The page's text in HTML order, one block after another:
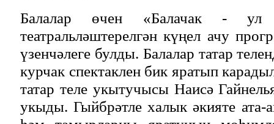
Балалар өчен «Балачак -
театральләштерелгән күңел ачу
үзенчәлеге булды. Балалар татар
курчак спектаклен бик яратып
татар теле укытучысы Наисә
укыды. Гыйбрәтле халык әкияте ата-